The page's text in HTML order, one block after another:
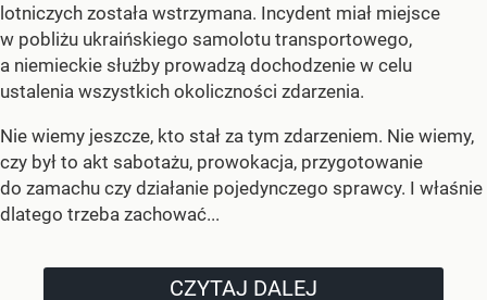
lotniczych została wstrzymana. Incydent miał miejsce
w pobliżu ukraińskiego samolotu transportowego,
a niemieckie służby prowadzą dochodzenie w celu
ustalenia wszystkich okoliczności zdarzenia.
Nie wiemy jeszcze, kto stał za tym zdarzeniem. Nie wiemy,
czy był to akt sabotażu, prowokacja, przygotowanie
do zamachu czy działanie pojedynczego sprawcy. I właśnie
dlatego trzeba zachować...
CZYTAJ DALEJ